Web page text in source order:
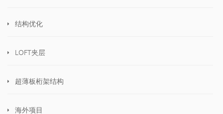
结构优化
LOFT夹层
超薄板桁架结构
海外项目